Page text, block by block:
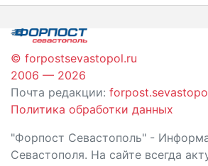
записям
© forpostsevastopol.ru
2006 — 2026
Почта редакции:
Политика обработки данных
"Форпост Севастополь" -
Севастополя. На сайте всегда